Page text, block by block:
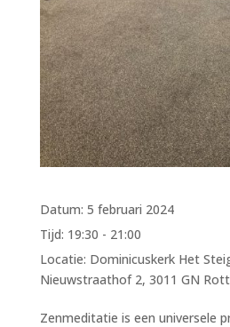
Datum: 5 februari 2024
Tijd: 19:30 - 21:00
Locatie: Dominicuskerk Het
Nieuwstraathof 2, 3011 GN
Zenmeditatie is een universele